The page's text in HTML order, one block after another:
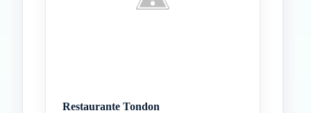
Restaurante Tondon